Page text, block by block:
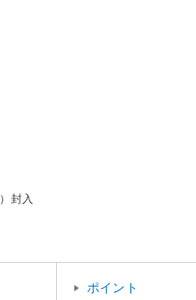
封入
ポイント